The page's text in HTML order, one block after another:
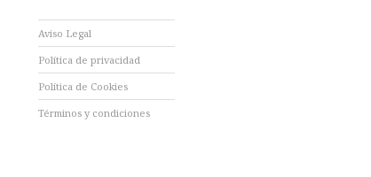
Aviso Legal
Política de privacidad
Política de Cookies
Términos y condiciones